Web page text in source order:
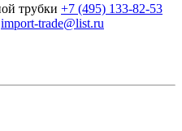
+7 (495) 133-82-53
import-trade@list.ru